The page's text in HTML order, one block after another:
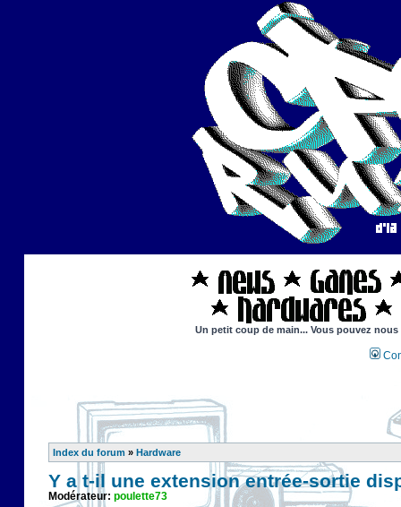
Un petit coup de main... Vous pouvez
Index du forum » Hardware
Y a t-il une extension entrée-sortie
Modérateur: poulette73